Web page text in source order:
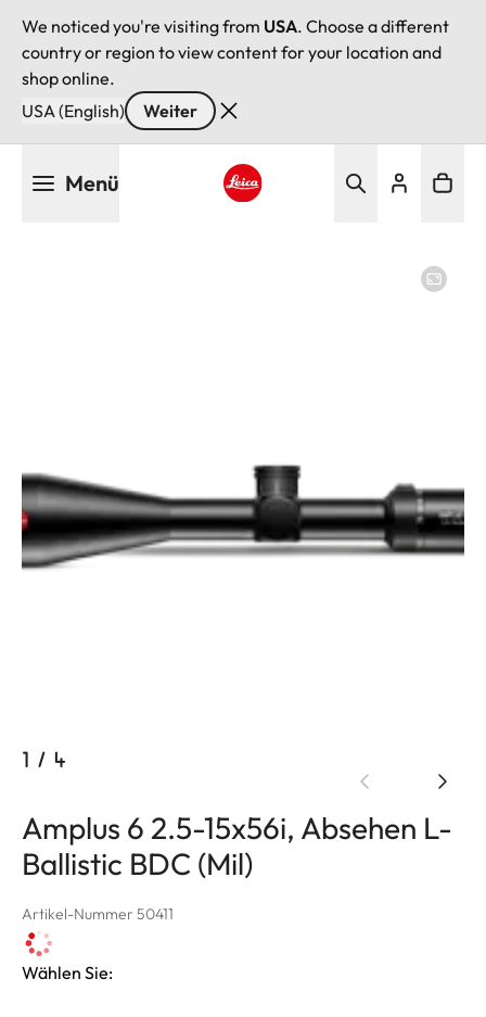
We noticed you're visiting from USA. Choose a different
country or region to view content for your location and
shop online.
USA (English)
Weiter
Menü
1 / 4
Amplus 6 2.5-15x56i, Absehen L-
Ballistic BDC (Mil)
Artikel-Nummer 50411
Wählen Sie: